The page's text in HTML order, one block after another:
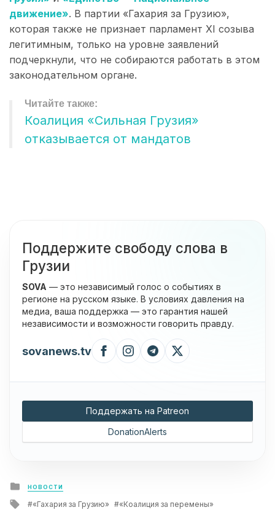
движение». В партии «Гахария за Грузию»,
которая также не признает парламент XI созыва
легитимным, только на уровне заявлений
подчеркнули, что не собираются работать в этом
законодательном органе.
Коалиция «Сильная Грузия»
отказывается от мандатов
Поддержите свободу слова в
Грузии
SOVA — это независимый голос о событиях в
регионе на русском языке. В условиях давления на
медиа, ваша поддержка — это гарантия нашей
независимости и возможности говорить правду.
sovanews.tv
Поддержать на Patreon
DonationAlerts
Posted
in
НОВОСТИ
Tagged
«Гахария за Грузию»
«Коалиция за перемены»